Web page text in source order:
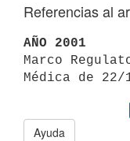
Referencias al
AÑO 2001
Marco
Médica de
Ayuda